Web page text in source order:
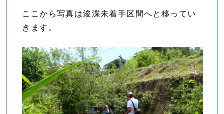
ここから写真は浚渫未着手区間へと移ってい
きます。